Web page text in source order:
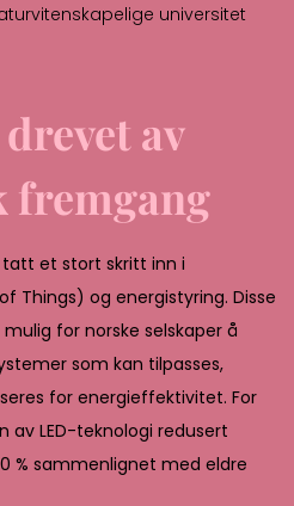
universitet
av
fremgang
tatt et stort skritt inn i
Things) og energistyring. Disse
for norske selskaper å
som kan tilpasses,
for energieffektivitet. For
av LED-teknologi redusert
% sammenlignet med eldre